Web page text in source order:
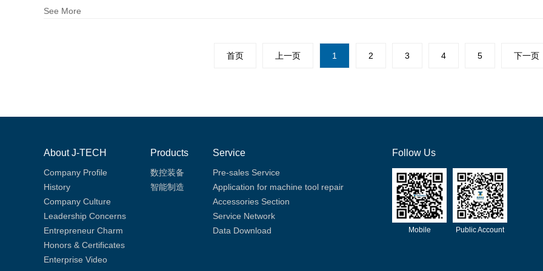
See More
首页 上一页 1 2 3 4 5 下一页
About J-TECH
Company Profile
History
Company Culture
Leadership Concerns
Entrepreneur Charm
Honors & Certificates
Enterprise Video
Products
数控装备
智能制造
Service
Pre-sales Service
Application for machine tool repair
Accessories Section
Service Network
Data Download
Follow Us
Mobile Public Account